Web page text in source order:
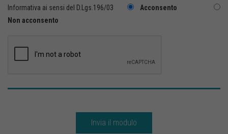
Informativa ai sensi del D.Lgs.196/03
Acconsento
Non acconsento
Invia il modulo